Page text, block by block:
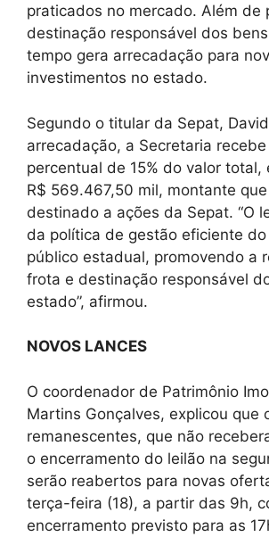
praticados no mercado. Além de
destinação responsável dos
tempo gera arrecadação para
investimentos no estado.
Segundo o titular da Sepat,
arrecadação, a Secretaria recebe
percentual de 15% do valor total,
R$ 569.467,50 mil, montante
destinado a ações da Sepat. “O
da política de gestão eficiente
público estadual, promovendo a
frota e destinação responsável
estado”, afirmou.
NOVOS LANCES
O coordenador de Patrimônio
Martins Gonçalves, explicou que
remanescentes, que não
o encerramento do leilão na
serão reabertos para novas
terça-feira (18), a partir das 9h,
encerramento previsto para as